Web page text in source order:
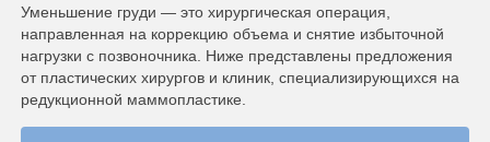
Уменьшение груди — это хирургическая операция,
направленная на коррекцию объема и снятие избыточной
нагрузки с позвоночника. Ниже представлены предложения
от пластических хирургов и клиник, специализирующихся на
редукционной маммопластике.